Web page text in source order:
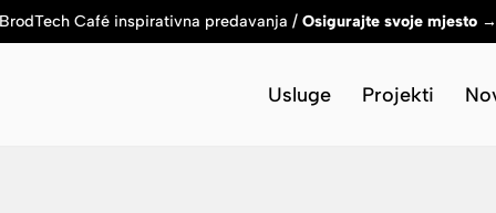
BrodTech Café inspirativna predavanja / Osigurajte svoje mjesto →
Usluge Projekti